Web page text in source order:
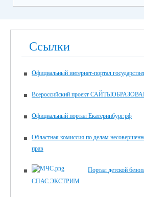
Ссылки
Официальный интернет-портал
Всероссийский проект
Официальный портал Екатеринбург.рф
Областная комиссия по делам
прав
Портал детской
СПАС ЭКСТРИМ